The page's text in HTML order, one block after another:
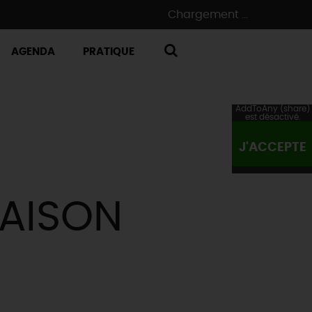
Chargement ...
AGENDA PRATIQUE
AddToAny (share)
est désactivé.
J'ACCEPTE